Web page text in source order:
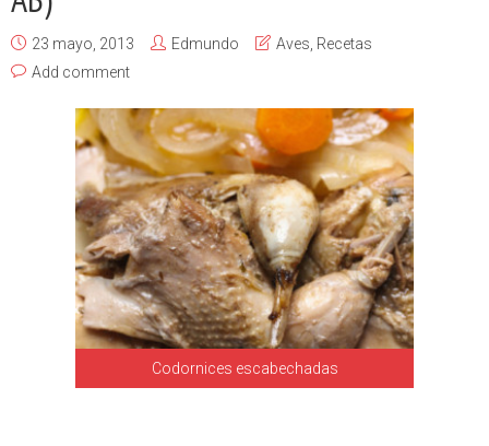
23 mayo, 2013 Edmundo Aves Recetas
Add comment
Codornices escabechadas